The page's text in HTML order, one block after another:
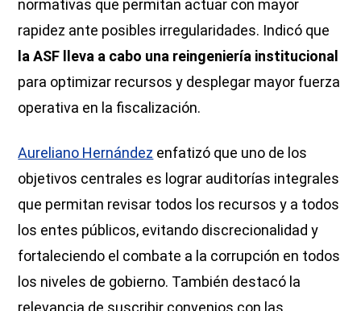
normativas que permitan actuar con mayor
rapidez ante posibles irregularidades. Indicó que
la ASF lleva a cabo una reingeniería institucional
para optimizar recursos y desplegar mayor fuerza
operativa en la fiscalización.
Aureliano Hernández enfatizó que uno de los
objetivos centrales es lograr auditorías integrales
que permitan revisar todos los recursos y a todos
los entes públicos, evitando discrecionalidad y
fortaleciendo el combate a la corrupción en todos
los niveles de gobierno. También destacó la
relevancia de suscribir convenios con las